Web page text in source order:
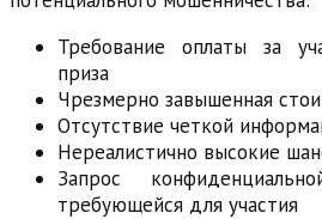
Требование оплаты за
приза
Чрезмерно завышенная
Отсутствие четкой
Нереалистично высокие
Запрос
требующейся для участия